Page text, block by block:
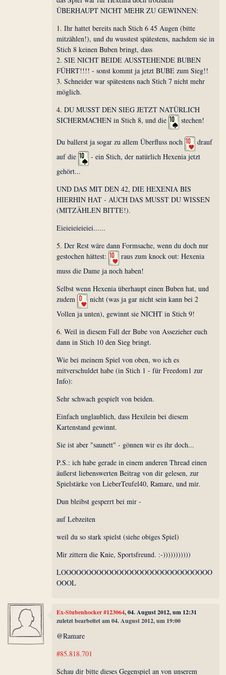
ÜBERHAUPT NICHT MEHR ZU GEWINNEN:
1. Ihr hattet bereits nach Stich 6 45 Augen (bitte
mitzählen!), und du wusstest spätestens, nachdem sie in
Stich 8 keinen Buben bringt, dass
2. SIE NICHT BEIDE AUSSTEHENDE BUBEN
FÜHRT!!!! - sonst kommt ja jetzt BUBE zum Sieg!!
3. Schneider war spätestens nach Stich 7 nicht mehr
möglich.
4. DU MUSST DEN SIEG JETZT NATÜRLICH
SICHERMACHEN in Stich 8, und die
stechen!
Du ballerst ja sogar zu allem Überfluss noch
drauf
auf die
- ein Stich, der natürlich Hexenia jetzt
gehört...
UND DAS MIT DEN 42, DIE HEXENIA BIS
HIERHIN HAT - AUCH DAS MUSST DU WISSEN
(MITZÄHLEN BITTE!).
Eieieieieieiei......
5. Der Rest wäre dann Formsache, wenn du doch nur
gestochen hättest:
raus zum knock out: Hexenia
muss die Dame ja noch haben!
Selbst wenn Hexenia überhaupt einen Buben hat, und
zudem
nicht (was ja gar nicht sein kann bei 2
Vollen ja unten), gewinnt sie NICHT in Stich 9!
6. Weil in diesem Fall der Bube von Assezieher euch
dann in Stich 10 den Sieg bringt.
Wie bei meinem Spiel von oben, wo ich es
mitverschuldet habe (in Stich 1 - für Freedom1 zur
Info):
Sehr schwach gespielt von beiden.
Einfach unglaublich, dass Hexilein bei diesem
Kartenstand gewinnt.
Sie ist aber "saunett" - gönnen wir es ihr doch...
P.S.: ich habe gerade in einem anderen Thread einen
äußerst liebenswerten Beitrag von dir gelesen, zur
Spielstärke von LieberTeufel40, Ramare, und mir.
Dun bleibst gesperrt bei mir -
auf Lebzeiten
weil du so stark spielst (siehe obiges Spiel)
Mir zittern die Knie, Sportsfreund. :-)))))))))))
LOOOOOOOOOOOOOOOOOOOOOOOOOOOOOO
OOOL
Ex-Stubenhocker #123064, 04. August 2012, um 12:31
zuletzt bearbeitet am 04. August 2012, um 19:00
@Ramare
#85.818.701
Schau dir bitte dieses Gegenspiel an von unserem